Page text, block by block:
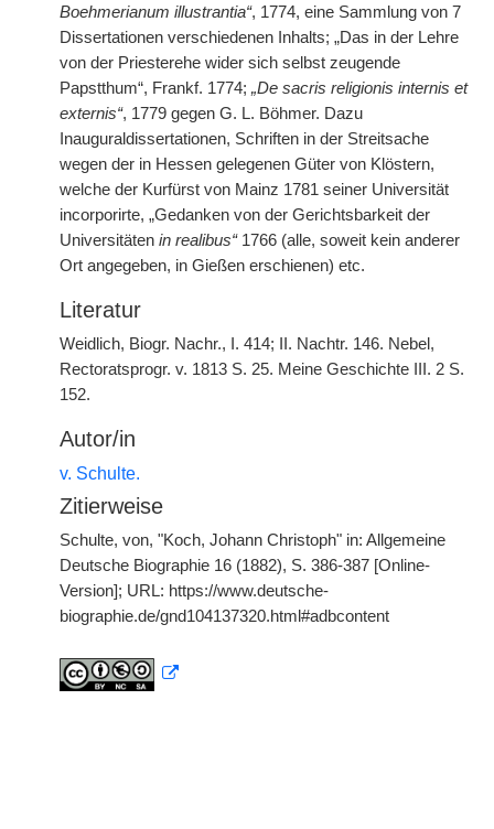
Boehmerianum illustrantia“, 1774, eine Sammlung von 7
Dissertationen verschiedenen Inhalts; „Das in der Lehre
von der Priesterehe wider sich selbst zeugende
Papstthum“, Frankf. 1774; „De sacris religionis internis et
externis“, 1779 gegen G. L. Böhmer. Dazu
Inauguraldissertationen, Schriften in der Streitsache
wegen der in Hessen gelegenen Güter von Klöstern,
welche der Kurfürst von Mainz 1781 seiner Universität
incorporirte, „Gedanken von der Gerichtsbarkeit der
Universitäten in realibus“1766 (alle, soweit kein anderer
Ort angegeben, in Gießen erschienen) etc.
Literatur
Weidlich, Biogr. Nachr., I. 414; II. Nachtr. 146. Nebel,
Rectoratsprogr. v. 1813 S. 25. Meine Geschichte III. 2 S.
152.
Autor/in
v. Schulte.
Zitierweise
Schulte, von, "Koch, Johann Christoph" in: Allgemeine
Deutsche Biographie 16 (1882), S. 386-387 [Online-
Version]; URL: https://www.deutsche-
biographie.de/gnd104137320.html#adbcontent